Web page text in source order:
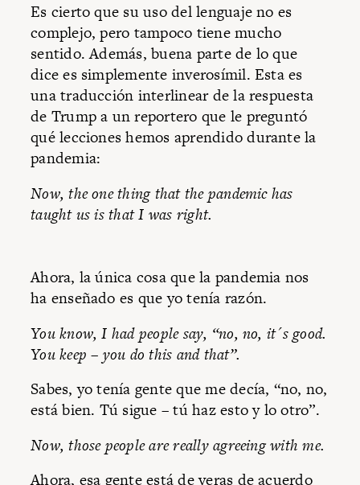
Es cierto que su uso del lenguaje no es
complejo, pero tampoco tiene mucho
sentido. Además, buena parte de lo que
dice es simplemente inverosímil. Esta es
una traducción interlinear de la respuesta
de Trump a un reportero que le preguntó
qué lecciones hemos aprendido durante la
pandemia:
Now, the one thing that the pandemic has
taught us is that I was right.
Ahora, la única cosa que la pandemia nos
ha enseñado es que yo tenía razón.
You know, I had people say, “no, no, it´s good.
You keep – you do this and that”.
Sabes, yo tenía gente que me decía, “no, no,
está bien. Tú sigue – tú haz esto y lo otro”.
Now, those people are really agreeing with me.
Ahora, esa gente está de veras de acuerdo